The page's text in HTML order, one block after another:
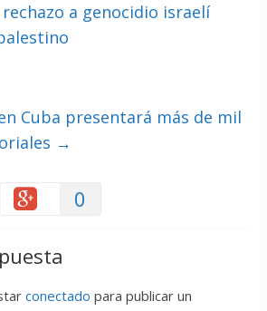
a genocidio israelí
Cuba presentará más de mil
→
0
conectado para publicar un